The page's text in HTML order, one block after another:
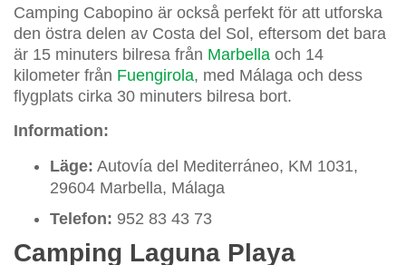
Camping Cabopino är också perfekt för att utforska
den östra delen av Costa del Sol, eftersom det bara
är 15 minuters bilresa från Marbella och 14
kilometer från Fuengirola, med Málaga och dess
flygplats cirka 30 minuters bilresa bort.
Information:
Läge: Autovía del Mediterráneo, KM 1031,
29604 Marbella, Málaga
Telefon: 952 83 43 73
Camping Laguna Playa